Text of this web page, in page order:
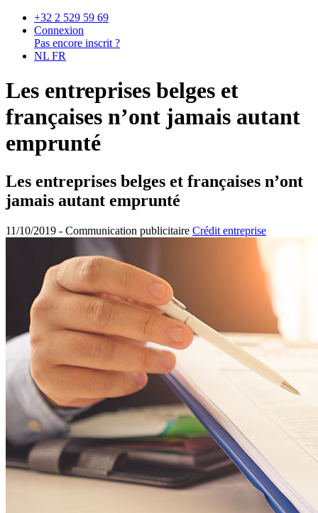
+32 2 529 59 69
Connexion
Pas encore inscrit ?
NL FR
Les entreprises belges et
françaises n’ont jamais autant
emprunté
Les entreprises belges et françaises n’ont
jamais autant emprunté
11/10/2019 - Communication publicitaire Crédit entreprise